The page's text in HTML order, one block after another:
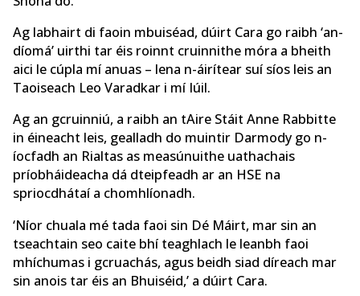
Ag labhairt di faoin mbuiséad, dúirt Cara go raibh ‘an-
díomá’ uirthi tar éis roinnt cruinnithe móra a bheith
aici le cúpla mí anuas – lena n-áirítear suí síos leis an
Taoiseach Leo Varadkar i mí Iúil.
Ag an gcruinniú, a raibh an tAire Stáit Anne Rabbitte
in éineacht leis, gealladh do muintir Darmody go n-
íocfadh an Rialtas as measúnuithe uathachais
príobháideacha dá dteipfeadh ar an HSE na
spriocdhátaí a chomhlíonadh.
‘Níor chuala mé tada faoi sin Dé Máirt, mar sin an
tseachtain seo caite bhí teaghlach le leanbh faoi
mhíchumas i gcruachás, agus beidh siad díreach mar
sin anois tar éis an Bhuiséid,’ a dúirt Cara.